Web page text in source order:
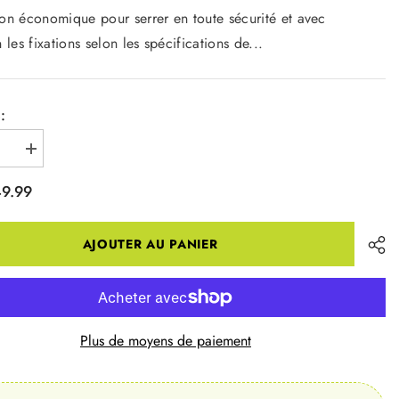
économique pour serrer en toute sécurité et avec
les fixations selon les spécifications de...
Augmenter
la
pour
dynamométrique
AJOUTER AU PANIER
Plus de moyens de paiement